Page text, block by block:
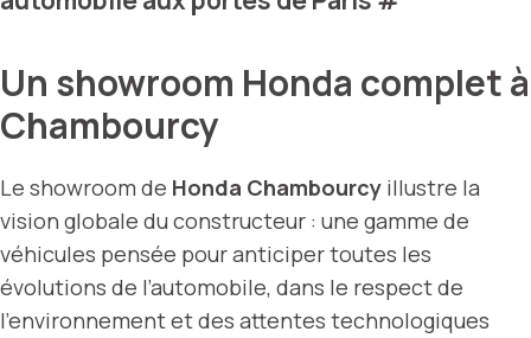
Un showroom Honda complet à
Chambourcy
Le showroom de Honda Chambourcy illustre la
vision globale du constructeur : une gamme de
véhicules pensée pour anticiper toutes les
évolutions de l’automobile, dans le respect de
l’environnement et des attentes technologiques